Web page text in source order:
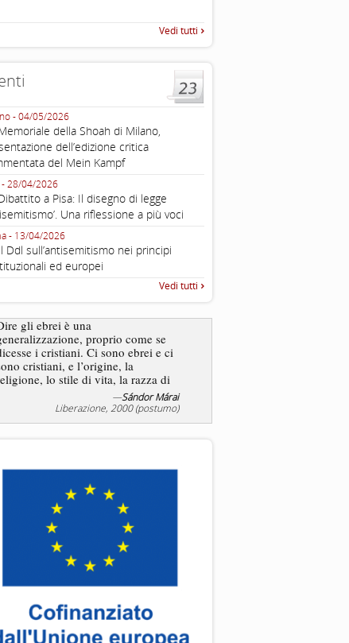
Vedi tutti
- 04/05/2026
della Shoah di Milano,
dell’edizione critica
del Mein Kampf
- 28/04/2026
a Pisa: Il disegno di legge
Una riflessione a più voci
- 13/04/2026
Ddl sull’antisemitismo nei principi
ed europei
Vedi tutti
gli ebrei è una
proprio come se
i cristiani. Ci sono ebrei e ci
cristiani, e l’origine, la
lo stile di vita, la razza di
sicuro comportano tanti tratti...
—Sándor Márai
Liberazione, 2000 (postumo)